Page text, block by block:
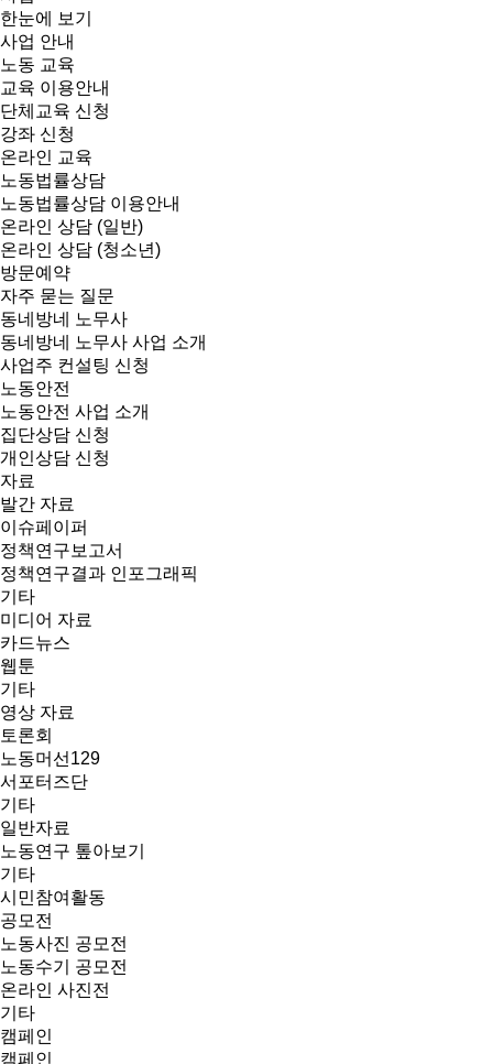
한눈에 보기
사업 안내
노동 교육
교육 이용안내
단체교육 신청
강좌 신청
온라인 교육
노동법률상담
노동법률상담 이용안내
온라인 상담 (일반)
온라인 상담 (청소년)
방문예약
자주 묻는 질문
동네방네 노무사
동네방네 노무사 사업 소개
사업주 컨설팅 신청
노동안전
노동안전 사업 소개
집단상담 신청
개인상담 신청
자료
발간 자료
이슈페이퍼
정책연구보고서
정책연구결과 인포그래픽
기타
미디어 자료
카드뉴스
웹툰
기타
영상 자료
토론회
노동머선129
서포터즈단
기타
일반자료
노동연구 톺아보기
기타
시민참여활동
공모전
노동사진 공모전
노동수기 공모전
온라인 사진전
기타
캠페인
캠페인